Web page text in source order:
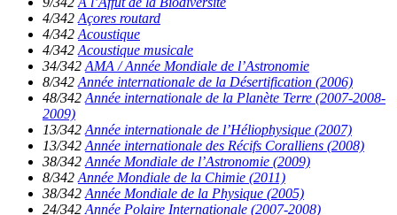
4/342 Açores routard
4/342 Acoustique
4/342 Acoustique musicale
34/342 AMA / Année Mondiale de l’Astronomie
8/342 Année internationale de la Désertification (2006)
48/342 Année internationale de la Planète Terre (2007-2008-
2009)
13/342 Année internationale de l’Héliophysique (2007)
13/342 Année internationale des Récifs Coralliens (2008)
38/342 Année Mondiale de l’Astronomie (2009)
8/342 Année Mondiale de la Chimie (2011)
38/342 Année Mondiale de la Physique (2005)
24/342 Année Polaire Internationale (2007-2008)